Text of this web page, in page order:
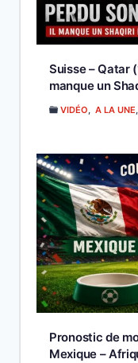
Suisse – Qatar
manque un
VIDÉO, A LA UNE,
Pronostic de
Mexique –